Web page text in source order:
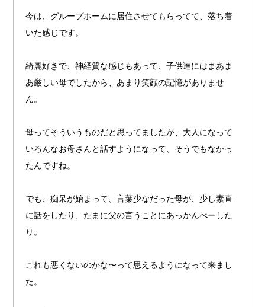
今は、グループホームに居住させてもらってて、落ち着
いた感じです。
綺麗好きで、神経質な感じもあって、子供達にはまあま
あ厳しい母でしたから、あまり笑顔の記憶がありませ
ん。
母ってそういうものだと思ってましたが、大人になって
いろんなお母さんと話すようになって、そうでもなかっ
たんですね。
でも、痴呆が始まって、言葉少なだった母が、少し素直
に話をしたり、たまに父の言うことにあっかんべーした
り。
これも悪くないのかな〜って思えるようになって来まし
た。